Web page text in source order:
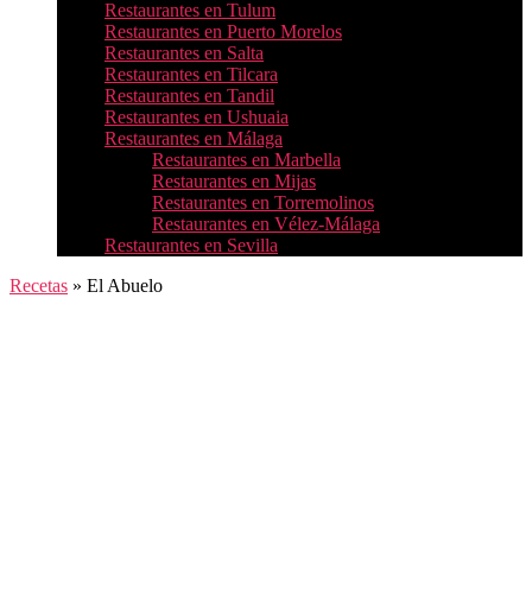
Restaurantes en Tulum
Restaurantes en Puerto Morelos
Restaurantes en Salta
Restaurantes en Tilcara
Restaurantes en Tandil
Restaurantes en Ushuaia
Restaurantes en Málaga
Restaurantes en Marbella
Restaurantes en Mijas
Restaurantes en Torremolinos
Restaurantes en Vélez-Málaga
Restaurantes en Sevilla
Recetas » El Abuelo